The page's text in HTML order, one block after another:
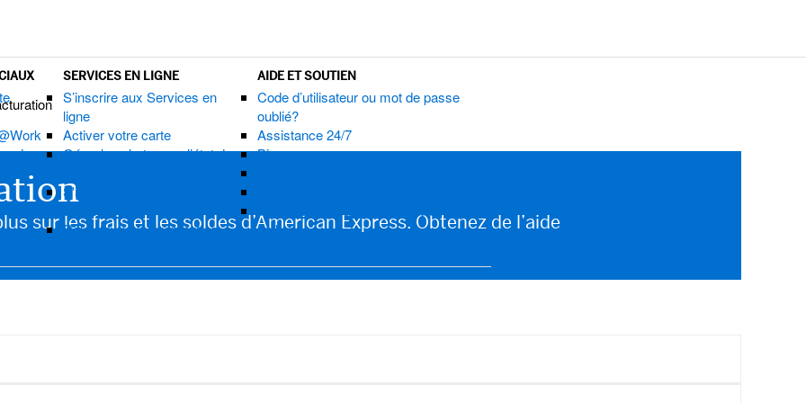
SERVICES EN LIGNE
S’inscrire aux Services en
ligne
Activer votre carte
Gérer les alertes sur l’état du
S'inscrire aux offres par
Relevés exclusivement en
AIDE ET SOUTIEN
Code d’utilisateur ou mot de passe
oublié?
Assistance 24/7
Bienvenue
en ligne
sur les frais et les soldes d’American Express. Obtenez de l’aide